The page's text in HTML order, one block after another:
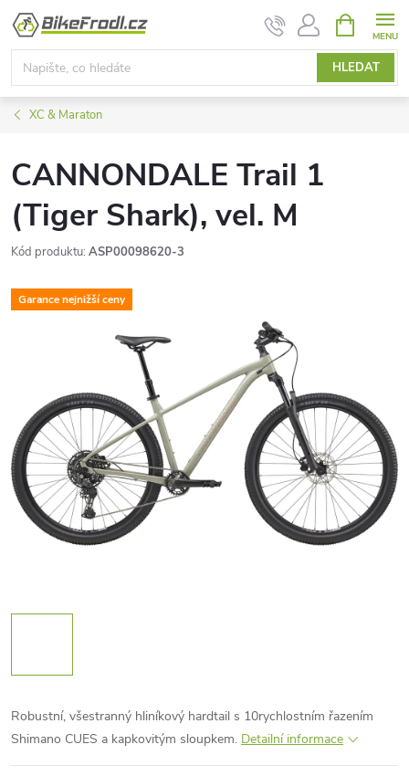
Přejít
obsah
HLEDAT
NÁKUPNÍ
KOŠÍK
XC & Maraton
CANNONDALE Trail 1
(Tiger Shark), vel. M
Kód produktu: ASP00098620-3
Garance nejnižší ceny
Robustní, všestranný hliníkový hardtail s 10rychlostním řazením
Shimano CUES a kapkovitým sloupkem. Detailní informace